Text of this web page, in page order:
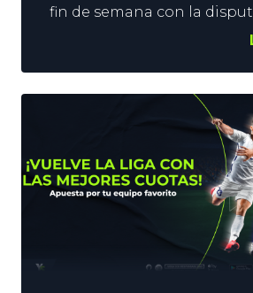
fin de semana con la
encuentros. El Alavés
Sevilla hace lo propio con
cerrar el primer sábado del
campeonato. Ya sabéis
nos gustan las